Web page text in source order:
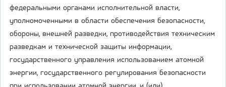
федеральными органами исполнительной власти,
уполномоченными в области обеспечения безопасности,
обороны, внешней разведки, противодействия техническим
разведкам и технической защиты информации,
государственного управления использованием атомной
энергии, государственного регулирования безопасности